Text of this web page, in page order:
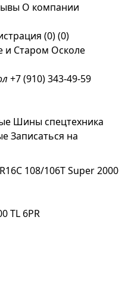
О компании
(0)(0)
+7 (910) 343-49-59
Шины спецтехника
Записаться на
108/106T Super 2000
TL 6PR